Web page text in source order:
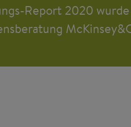
Report 2020